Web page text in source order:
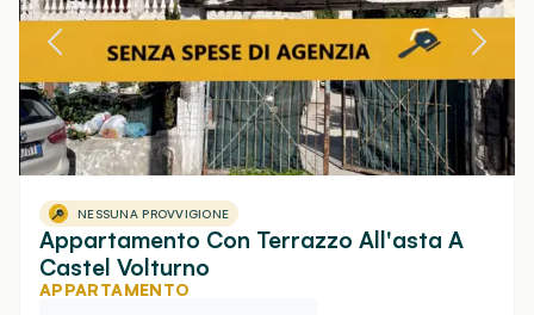
NESSUNA PROVVIGIONE
Appartamento Con Terrazzo All'asta A
Castel Volturno
APPARTAMENTO